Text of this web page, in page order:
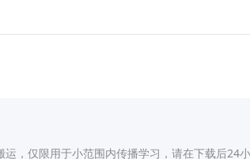
，仅限用于小范围内传播学习，请在下载后24